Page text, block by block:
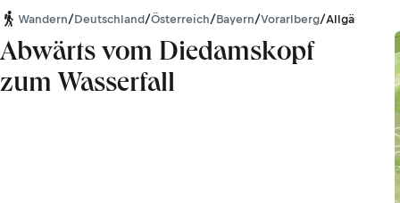
Wandern/Deutschland/Österreich/Bayern/Vorarlberg/Allgäuer
Abwärts vom Diedamskopf
zum Wasserfall